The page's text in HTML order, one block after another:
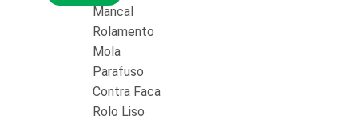
Mancal
Rolamento
Mola
Parafuso
Contra Faca
Rolo Liso